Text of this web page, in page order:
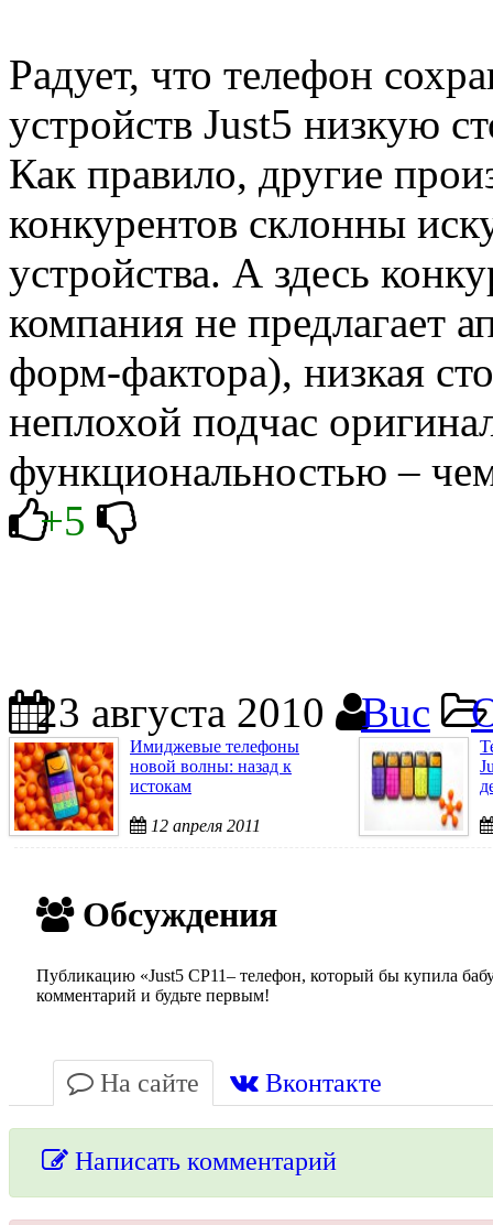
Радует, что телефон
устройств Just5 низкую
Как правило, другие
конкурентов склонны
устройства. А здесь
компания не предлагает
форм-фактора), низкая
неплохой подчас
функциональностью –
+5
23 августа 2010 Buc
Имиджевые телефоны
новой волны: назад к
истокам
12 апреля 2011
Обсуждения
Публикацию «Just5 CP11– телефон, который бы купила
комментарий и будьте первым!
На сайте Вконтакте
Написать комментарий